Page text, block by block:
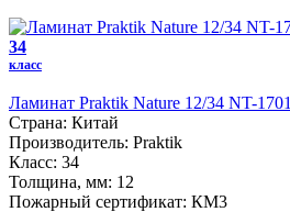
34
класс
Ламинат Praktik Nature 12/34 NT-1701
Страна: Китай
Производитель: Praktik
Класс: 34
Толщина, мм: 12
Пожарный сертификат: КМ3